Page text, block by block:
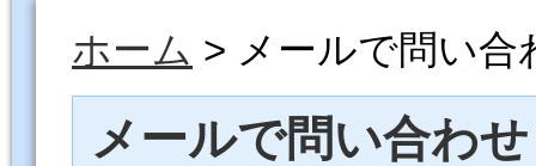
ホーム > メールで問い合
メールで問い合わせ